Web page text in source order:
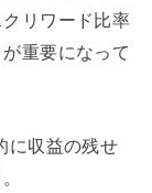
リワード比率
重要になって
に収益の残せ